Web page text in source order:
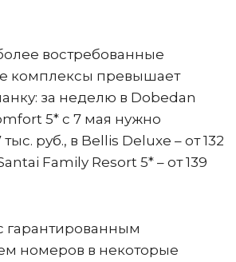
востребованные
комплексы превышает
за неделю в Dobedan
5* с 7 мая нужно
тыс. руб., в Bellis Deluxe – от 132
Family Resort 5* – от 139
гарантированным
номеров в некоторые